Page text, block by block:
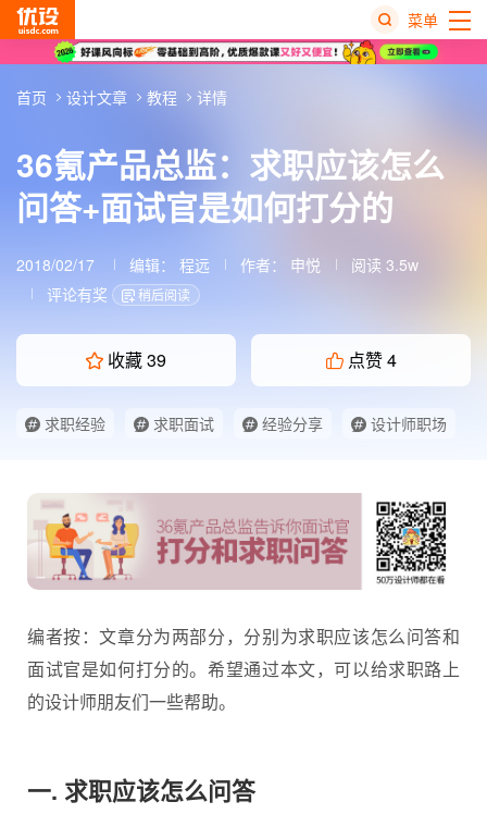
菜单
36氪产品总监：求职应该怎么
问答+面试官是如何打分的
2018/02/17 编辑： 程远 作者： 申悦
阅读 3.5w
评论有奖
稍后阅读
收藏39 点赞4
求职经验 求职面试 经验分享
设计师职场
首页 设计文章 教程 详情
编者按：文章分为两部分，分别为求职应该怎么问答和
面试官是如何打分的。希望通过本文，可以给求职路上
的设计师朋友们一些帮助。
一. 求职应该怎么问答